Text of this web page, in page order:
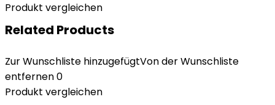
Produkt vergleichen
Related Products
Zur Wunschliste hinzugefügtVon der Wunschliste
entfernen0
Produkt vergleichen